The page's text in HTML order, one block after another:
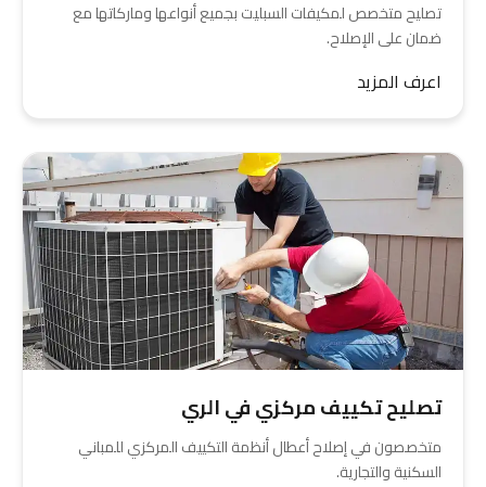
تصليح متخصص لمكيفات السبليت بجميع أنواعها وماركاتها مع
ضمان على الإصلاح.
اعرف المزيد
تصليح تكييف مركزي في الري
متخصصون في إصلاح أعطال أنظمة التكييف المركزي للمباني
السكنية والتجارية.